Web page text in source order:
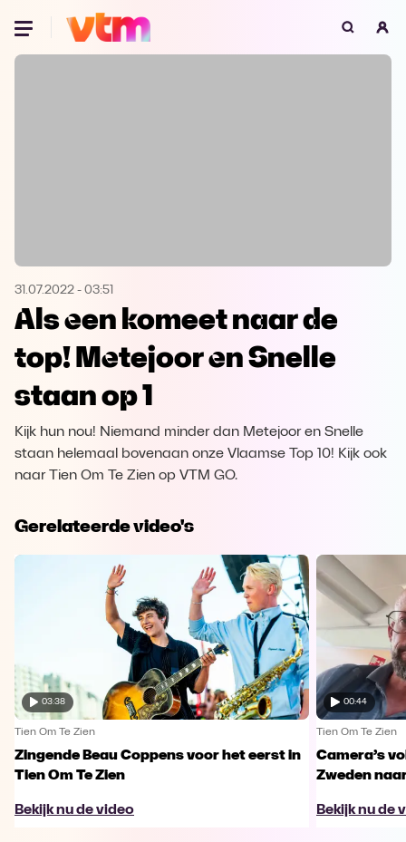
Oeps, browser niet ondersteund
Microsoft Edge Download
Opera Download
31.07.2022 - 03:51
Als een komeet naar de
top! Metejoor en Snelle
staan op 1
Kijk hun nou! Niemand minder dan Metejoor en Snelle
staan helemaal bovenaan onze Vlaamse Top 10! Kijk ook
naar Tien Om Te Zien op VTM GO.
Gerelateerde video's
03:38
Tien Om Te Zien
Zingende Beau Coppens voor het eerst in
Tien Om Te Zien
Bekijk nu de video
00:44
Tien Om Te Zien
Camera’s
Zweden
Bekijk nu de